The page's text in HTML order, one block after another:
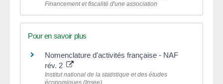
Financement et fiscalité d'une association
Pour en savoir plus
Nomenclature d'activités française - NAF
rév. 2
Institut national de la statistique et des études